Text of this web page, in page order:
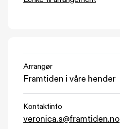
Arrangør
Framtiden i våre hender
Kontaktinfo
veronica.s@framtiden.no